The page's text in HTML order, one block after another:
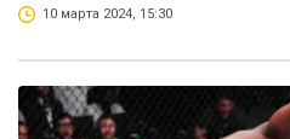
10 марта 2024, 15:30